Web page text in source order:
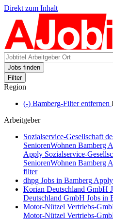
Direkt zum Inhalt
Jobs finden
Filter
Region
(-) Bamberg-Filter entfernen
Arbeitgeber
Sozialservice-Gesellschaft
SeniorenWohnen Bamberg
Apply Sozialservice-
SeniorenWohnen Bamberg
filter
dhpg Jobs in Bamberg
Korian Deutschland GmbH
Deutschland GmbH Jobs in
Motor-Nützel Vertriebs-
Motor-Nützel Vertriebs-